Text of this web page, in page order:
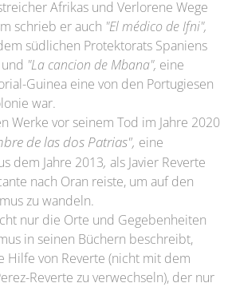
Afrikas und Verlorene Wege
schrieb er auch "El médico de Ifni",
südlichen Protektorats Spaniens
"La cancion de Mbana", eine
Guinea eine von den Portugiesen
war.
Werke vor seinem Tod im Jahre 2020
de las dos Patrias", eine
dem Jahre 2013, als Javier Reverte
nach Oran reiste, um auf den
zu wandeln.
nur die Orte und Gegebenheiten
in seinen Büchern beschreibt,
Hilfe von Reverte (nicht mit dem
Reverte zu verwechseln), der nur